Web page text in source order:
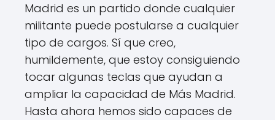
Madrid es un partido donde cualquier
militante puede postularse a cualquier
tipo de cargos. Sí que creo,
humildemente, que estoy consiguiendo
tocar algunas teclas que ayudan a
ampliar la capacidad de Más Madrid.
Hasta ahora hemos sido capaces de